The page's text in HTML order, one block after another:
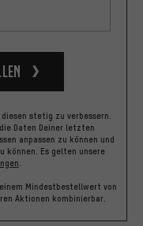
stetig zu verbessern.
Daten Deiner letzten
anpassen zu können und
können. Es gelten unsere
Mindestbestellwert von
Aktionen kombinierbar.